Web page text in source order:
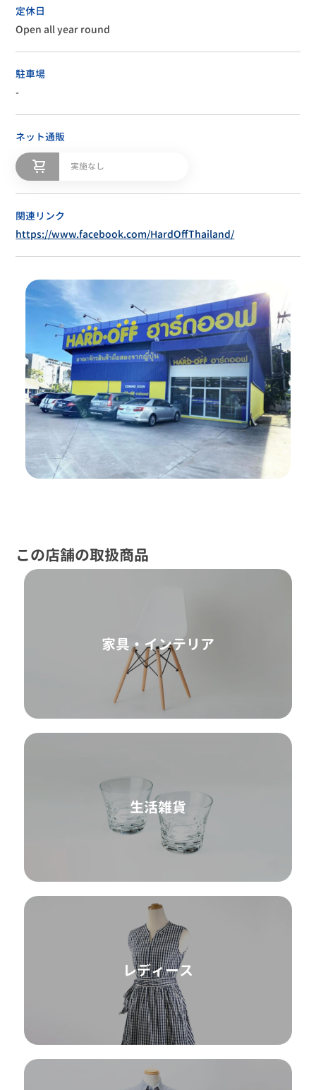
定休日
Open all year round
駐車場
-
ネット通販
実施なし
関連リンク
https://www.facebook.com/HardOffThailand/
この店舗の取扱商品
家具・インテリア
生活雑貨
レディース